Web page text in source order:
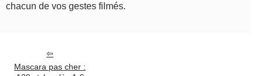
chacun de vos gestes filmés.
Mascara pas cher :